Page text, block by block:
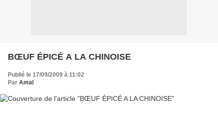
BŒUF ÉPICÉ A LA CHINOISE
Publié le 17/09/2009 à 11:02
Par Amal